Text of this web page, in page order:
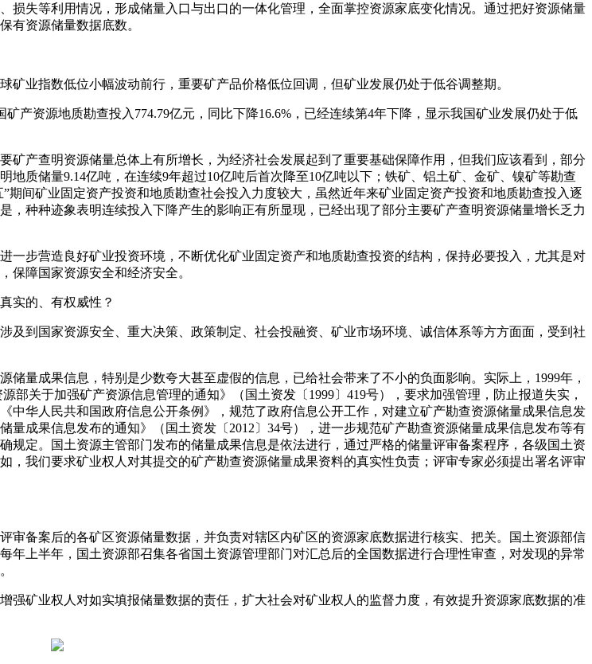
损失等利用情况，形成储量入口与出口的一体化管理，全面掌控资源家底变化情况。通过把好资源储量
有资源储量数据底数。
指数低位小幅波动前行，重要矿产品价格低位回调，但矿业发展仍处于低谷调整期。
资源地质勘查投入774.79亿元，同比下降16.6%，已经连续第4年下降，显示我国矿业发展仍处于低
产查明资源储量总体上有所增长，为经济社会发展起到了重要基础保障作用，但我们应该看到，部分
质储量9.14亿吨，在连续9年超过10亿吨后首次降至10亿吨以下；铁矿、铝土矿、金矿、镍矿等勘查
间矿业固定资产投资和地质勘查社会投入力度较大，虽然近年来矿业固定资产投资和地质勘查投入逐
种种迹象表明连续投入下降产生的影响正有所显现，已经出现了部分主要矿产查明资源储量增长乏力
步营造良好矿业投资环境，不断优化矿业固定资产和地质勘查投资的结构，保持必要投入，尤其是对
保障国家资源安全和经济安全。
实的、有权威性？
到国家资源安全、重大决策、政策制定、社会投融资、矿业市场环境、诚信体系等方方面面，受到社
成果信息，特别是少数夸大甚至虚假的信息，已给社会带来了不小的负面影响。实际上，1999年，
关于加强矿产资源信息管理的通知》（国土资发〔1999〕419号），要求加强管理，防止报道失实，
中华人民共和国政府信息公开条例》，规范了政府信息公开工作，对建立矿产勘查资源储量成果信息发
成果信息发布的通知》（国土资发〔2012〕34号），进一步规范矿产勘查资源储量成果信息发布等有
定。国土资源主管部门发布的储量成果信息是依法进行，通过严格的储量评审备案程序，各级国土资
我们要求矿业权人对其提交的矿产勘查资源储量成果资料的真实性负责；评审专家必须提出署名评审
备案后的各矿区资源储量数据，并负责对辖区内矿区的资源家底数据进行核实、把关。国土资源部信
上半年，国土资源部召集各省国土资源管理部门对汇总后的全国数据进行合理性审查，对发现的异常
矿业权人对如实填报储量数据的责任，扩大社会对矿业权人的监督力度，有效提升资源家底数据的准